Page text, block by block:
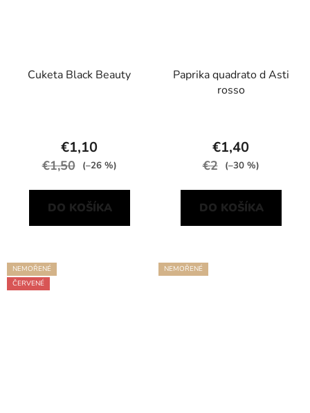
Cuketa Black Beauty
€1,10
€1,50 (–26 %)
DO KOŠÍKA
Paprika quadrato d Asti
rosso
€1,40
€2 (–30 %)
DO KOŠÍKA
NEMOŘENÉ
ČERVENÉ
NEMOŘENÉ